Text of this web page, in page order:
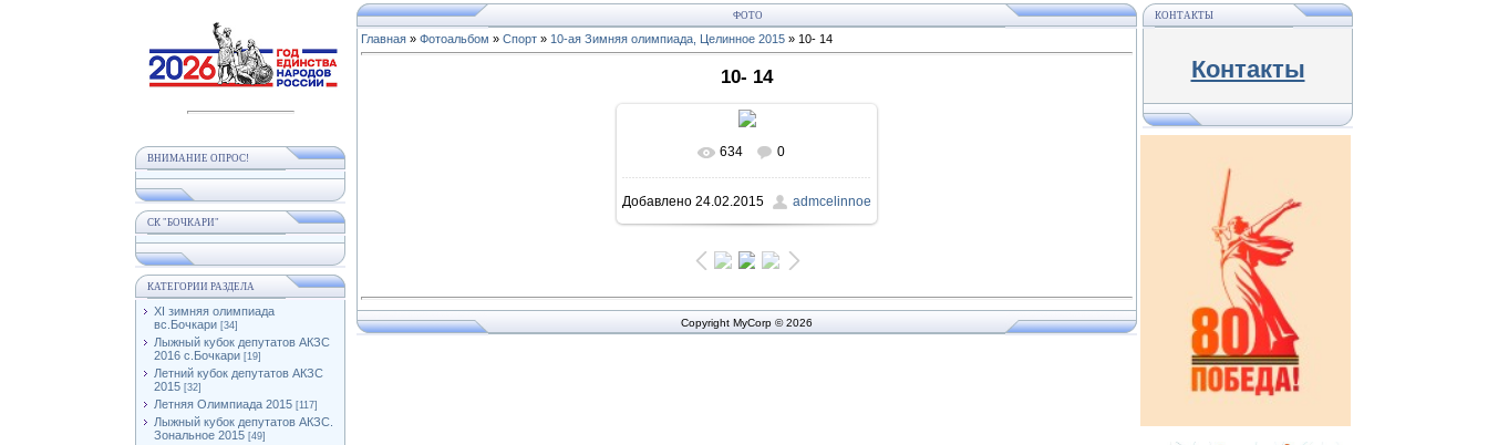
ВНИМАНИЕ ОПРОС!
СК "БОЧКАРИ"
КАТЕГОРИИ РАЗДЕЛА
XI зимняя олимпиада
вс.Бочкари [34]
Лыжный кубок депутатов АКЗС
2016 с.Бочкари [19]
Летний кубок депутатов АКЗС
2015 [32]
Летняя Олимпиада 2015 [117]
Лыжный кубок депутатов АКЗС.
Зональное 2015 [49]
ФОТО
Главная » Фотоальбом » Спорт » 10-ая Зимняя олимпиада, Целинное 2015 » 10- 14
10- 14
В реальном размере
715.7Kb
634 0
Добавлено 24.02.2015 admcelinnoe
Copyright MyCorp © 2026
КОНТАКТЫ
Контакты